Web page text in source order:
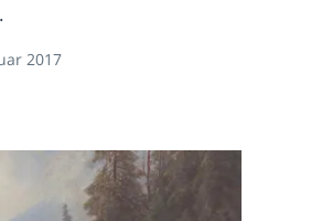
2017